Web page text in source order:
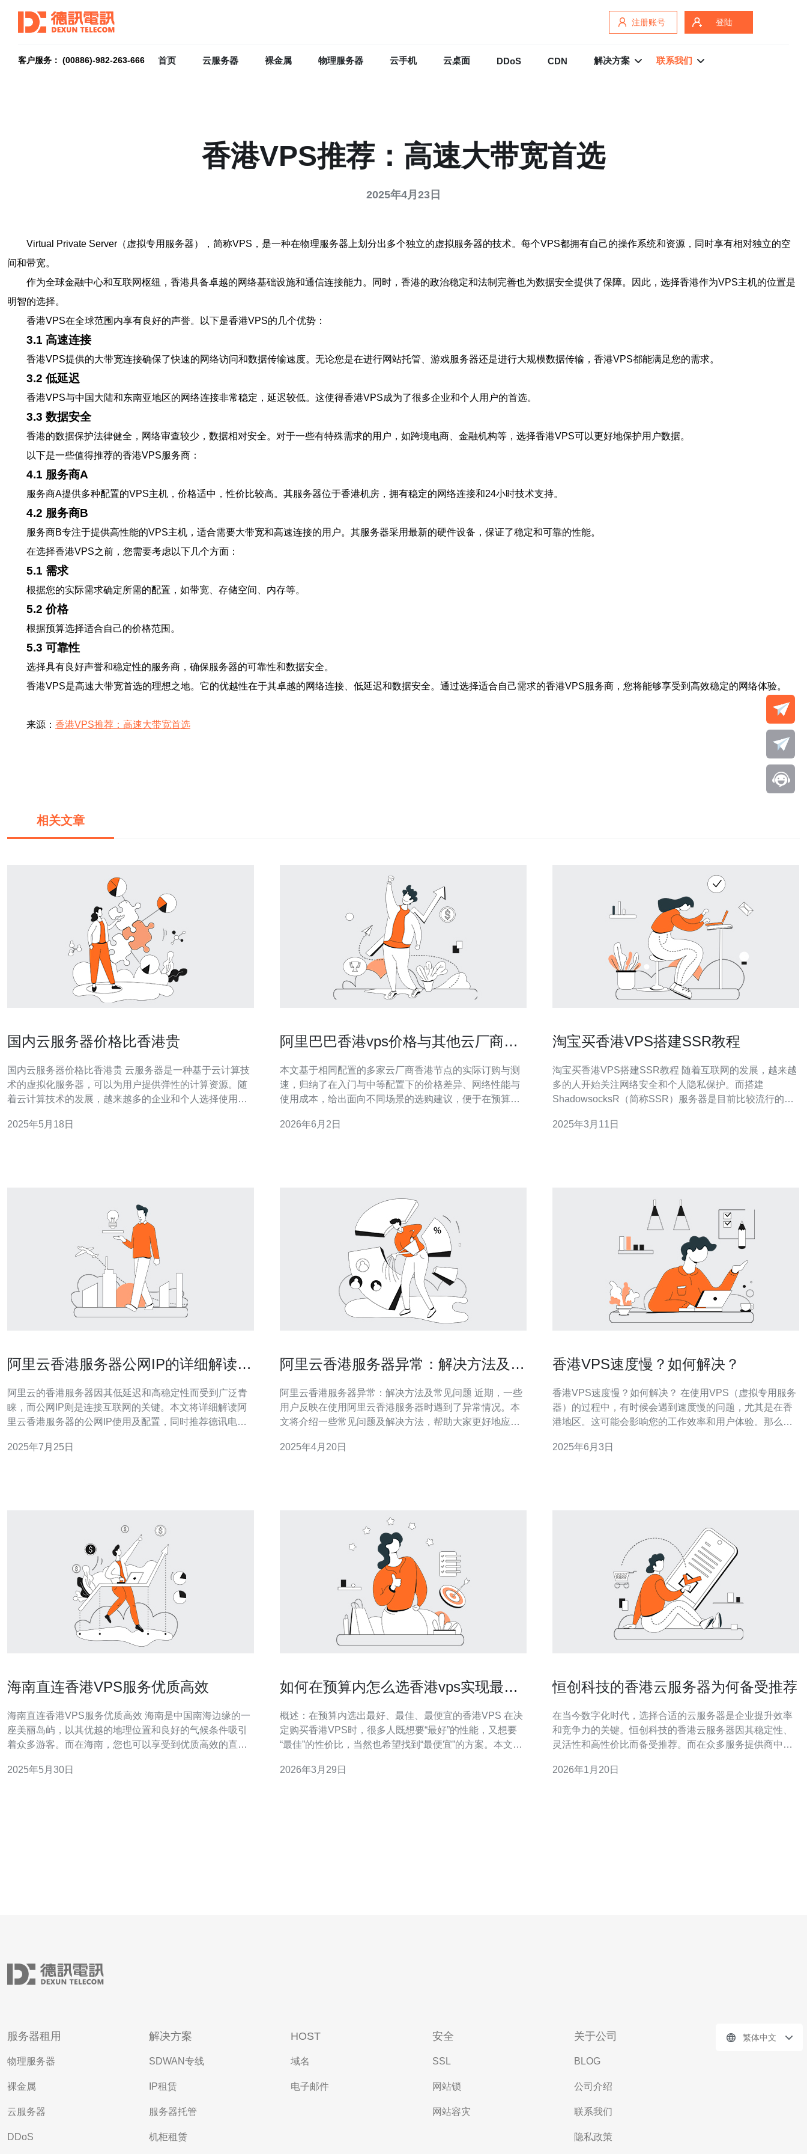
注册账号 登陆
客户服务： (00886)-982-263-666 首页 云服务器 裸金属 物理服务器 云手机 云桌面 DDoS CDN 解决方案 联系我们
香港VPS推荐：高速大带宽首选
2025年4月23日
Virtual Private Server（虚拟专用服务器），简称VPS，是一种在物理服务器上划分出多个独立的虚拟服务器的技术。每个VPS都拥有自己的操作系统和资源，同时享有相对独立的空
间和带宽。
作为全球金融中心和互联网枢纽，香港具备卓越的网络基础设施和通信连接能力。同时，香港的政治稳定和法制完善也为数据安全提供了保障。因此，选择香港作为VPS主机的位置是
明智的选择。
香港VPS在全球范围内享有良好的声誉。以下是香港VPS的几个优势：
3.1 高速连接
香港VPS提供的大带宽连接确保了快速的网络访问和数据传输速度。无论您是在进行网站托管、游戏服务器还是进行大规模数据传输，香港VPS都能满足您的需求。
3.2 低延迟
香港VPS与中国大陆和东南亚地区的网络连接非常稳定，延迟较低。这使得香港VPS成为了很多企业和个人用户的首选。
3.3 数据安全
香港的数据保护法律健全，网络审查较少，数据相对安全。对于一些有特殊需求的用户，如跨境电商、金融机构等，选择香港VPS可以更好地保护用户数据。
以下是一些值得推荐的香港VPS服务商：
4.1 服务商A
服务商A提供多种配置的VPS主机，价格适中，性价比较高。其服务器位于香港机房，拥有稳定的网络连接和24小时技术支持。
4.2 服务商B
服务商B专注于提供高性能的VPS主机，适合需要大带宽和高速连接的用户。其服务器采用最新的硬件设备，保证了稳定和可靠的性能。
在选择香港VPS之前，您需要考虑以下几个方面：
5.1 需求
根据您的实际需求确定所需的配置，如带宽、存储空间、内存等。
5.2 价格
根据预算选择适合自己的价格范围。
5.3 可靠性
选择具有良好声誉和稳定性的服务商，确保服务器的可靠性和数据安全。
香港VPS是高速大带宽首选的理想之地。它的优越性在于其卓越的网络连接、低延迟和数据安全。通过选择适合自己需求的香港VPS服务商，您将能够享受到高效稳定的网络体验。
来源： 香港VPS推荐：高速大带宽首选
相关文章
国内云服务器价格比香港贵
国内云服务器价格比香港贵 云服务器是一种基于云计算技
术的虚拟化服务器，可以为用户提供弹性的计算资源。随
着云计算技术的发展，越来越多的企业和个人选择使用云
年来国内云服务器的价格却比香港要贵，这究竟是为什么
2025年5月18日
阿里巴巴香港vps价格与其他云厂商对
本文基于相同配置的多家云厂商香港节点的实际订购与测
速，归纳了在入门与中等配置下的价格差异、网络性能与
使用成本，给出面向不同场景的选购建议，便于在预算、
是多少? 实测常见入门规格（1核、1GB、25GB系统盘、
2026年6月2日
淘宝买香港VPS搭建SSR教程
淘宝买香港VPS搭建SSR教程 随着互联网的发展，越来越
多的人开始关注网络安全和个人隐私保护。而搭建
ShadowsocksR（简称SSR）服务器是目前比较流行的一
SSR的详细步骤。 1. 打开淘宝网，搜索“香港VPS”，选择
2025年3月11日
阿里云香港服务器公网IP的详细解读与
阿里云的香港服务器因其低延迟和高稳定性而受到广泛青
睐，而公网IP则是连接互联网的关键。本文将详细解读阿
里云香港服务器的公网IP使用及配置，同时推荐德讯电
使用服务器资源。 阿里云香港服务器概述 阿里云香港服务
2025年7月25日
阿里云香港服务器异常：解决方法及常
阿里云香港服务器异常：解决方法及常见问题 近期，一些
用户反映在使用阿里云香港服务器时遇到了异常情况。本
文将介绍一些常见问题及解决方法，帮助大家更好地应对
香港服务器时遇到了连接超时的问题。这可能是由于服务
2025年4月20日
香港VPS速度慢？如何解决？
香港VPS速度慢？如何解决？ 在使用VPS（虚拟专用服务
器）的过程中，有时候会遇到速度慢的问题，尤其是在香
港地区。这可能会影响您的工作效率和用户体验。那么，
几种解决方法。 首先，您可以检查一下自己的网络连接是
2025年6月3日
海南直连香港VPS服务优质高效
海南直连香港VPS服务优质高效 海南是中国南海边缘的一
座美丽岛屿，以其优越的地理位置和良好的气候条件吸引
着众多游客。而在海南，您也可以享受到优质高效的直连
港网络，具有更快的响应速度和更稳定的网络连接。这种
2025年5月30日
如何在预算内怎么选香港vps实现最佳
概述：在预算内选出最好、最佳、最便宜的香港VPS 在决
定购买香港VPS时，很多人既想要“最好”的性能，又想要
“最佳”的性价比，当然也希望找到“最便宜”的方案。本文以
内存、存储与带宽，兼顾延迟、稳定性与售后，给出清晰
2026年3月29日
恒创科技的香港云服务器为何备受推荐
在当今数字化时代，选择合适的云服务器是企业提升效率
和竞争力的关键。恒创科技的香港云服务器因其稳定性、
灵活性和高性价比而备受推荐。而在众多服务提供商中，
选。本文将深入探讨恒创科技的云服务器优势，并重点推
2026年1月20日
服务器租用
物理服务器
裸金属
云服务器
DDoS
解决方案
SDWAN专线
IP租赁
服务器托管
机柜租赁
HOST
域名
电子邮件
安全
SSL
网站锁
网站容灾
关于公司
BLOG
公司介绍
联系我们
隐私政策
繁体中文